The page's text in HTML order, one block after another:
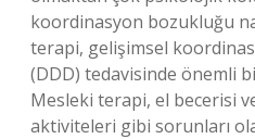
koordinasyon bozukluğu
terapi, gelişimsel
(DDD) tedavisinde önemli
Mesleki terapi, el becerisi
aktiviteleri gibi sorunları